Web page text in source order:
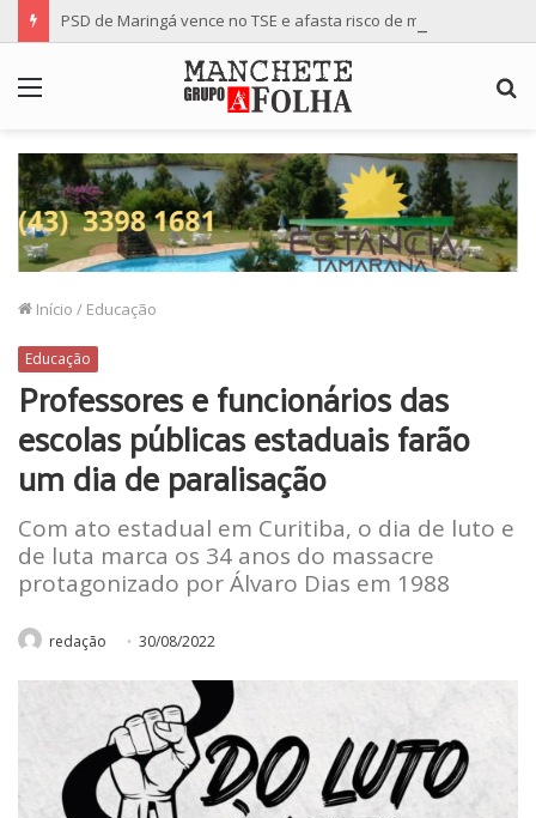
Início / Educação
Educação
Professores e funcionários das
escolas públicas estaduais farão
um dia de paralisação
Com ato estadual em Curitiba, o dia de luto e
de luta marca os 34 anos do massacre
protagonizado por Álvaro Dias em 1988
redação 30/08/2022